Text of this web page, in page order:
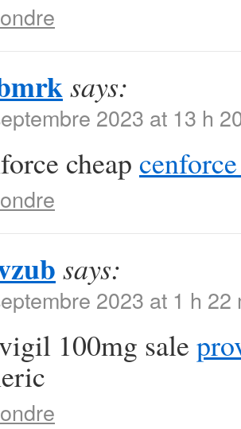
says:
2023 at 13 h
cheap
says:
2023 at 1 h 22
100mg sale